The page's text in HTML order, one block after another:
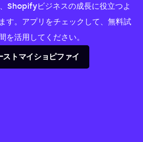
Shopifyビジネスの成長に役立つよ
す。アプリをチェックして、無料試
を活用してください。
ストマイショピファイ